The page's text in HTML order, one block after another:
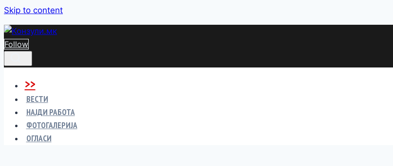
Skip to content
Follow
>>
ВЕСТИ
НАЈДИ РАБОТА
ФОТОГАЛЕРИЈА
ОГЛАСИ